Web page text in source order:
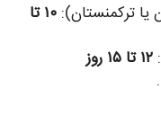
یا ترکمنستان):
۱۰ تا
۱۲ تا ۱۵ روز